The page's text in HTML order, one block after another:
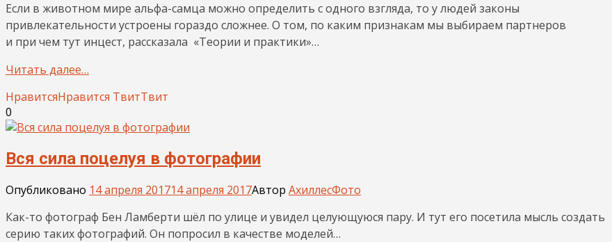
Если в животном мире альфа-самца можно определить с одного взгляда, то у людей законы
привлекательности устроены гораздо сложнее. О том, по каким признакам мы выбираем партнеров
и при чем тут инцест, рассказала «Теории и практики»…
Читать далее…
НравитсяНравится ТвитТвит
0
Вся сила поцелуя в фотографии
Опубликовано 14 апреля 201714 апреля 2017Автор АхиллесФото
Как-то фотограф Бен Ламберти шёл по улице и увидел целующуюся пару. И тут его посетила мысль создать
серию таких фотографий. Он попросил в качестве моделей…